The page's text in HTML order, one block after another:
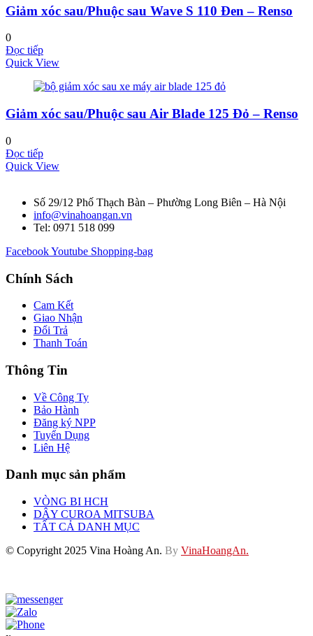
Giảm xóc sau/Phuộc sau Wave S 110 Đen – Renso
0
Đọc tiếp
Quick View
Giảm xóc sau/Phuộc sau Air Blade 125 Đỏ – Renso
0
Đọc tiếp
Quick View
Số 29/12 Phố Thạch Bàn – Phường Long Biên – Hà Nội
info@vinahoangan.vn
Tel: 0971 518 099
FacebookYoutube Shopping-bag
Chính Sách
Cam Kết
Giao Nhận
Đổi Trả
Thanh Toán
Thông Tin
Về Công Ty
Bảo Hành
Đăng ký NPP
Tuyển Dụng
Liên Hệ
Danh mục sản phẩm
VÒNG BI HCH
DÂY CUROA MITSUBA
TẤT CẢ DANH MỤC
© Copyright 2025 Vina Hoàng An. By VinaHoangAn.